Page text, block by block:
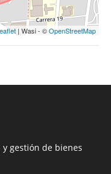
| Wasi - ©OpenStreetMap
gestión de bienes